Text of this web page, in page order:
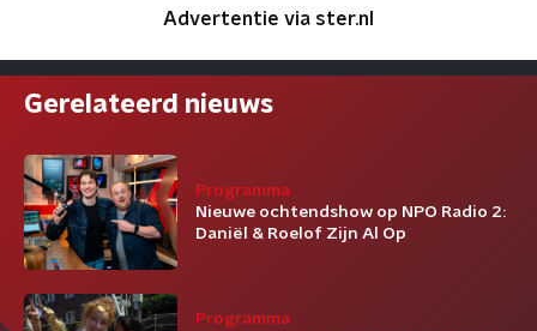
Advertentie via ster.nl
Gerelateerd nieuws
Programma
Nieuwe ochtendshow op NPO Radio 2:
Daniël & Roelof Zijn Al Op
Programma